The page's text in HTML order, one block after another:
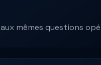
mêmes questions